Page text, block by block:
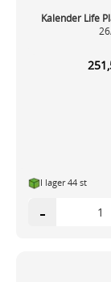
Kalender Life
I lager 44 st
-